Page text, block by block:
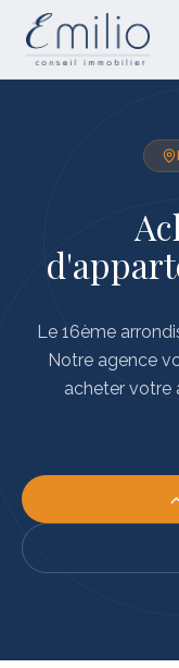
Le 16ème
Notre agence
acheter votre